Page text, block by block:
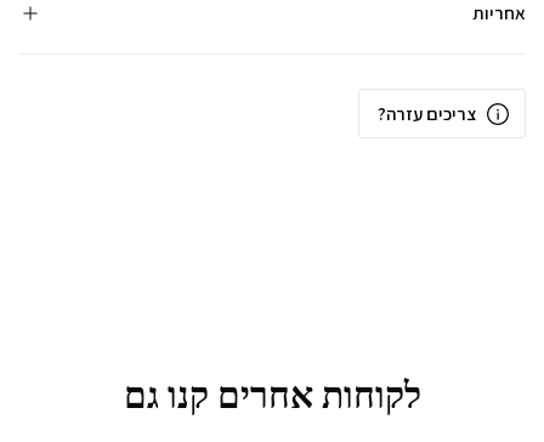
אחריות
צריכים עזרה?
לקוחות אחרים קנו גם